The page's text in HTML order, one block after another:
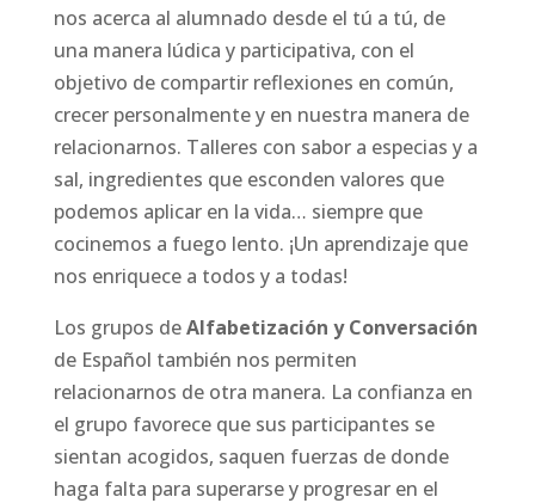
nos acerca al alumnado desde el tú a tú, de
una manera lúdica y participativa, con el
objetivo de compartir reflexiones en común,
crecer personalmente y en nuestra manera de
relacionarnos. Talleres con sabor a especias y a
sal, ingredientes que esconden valores que
podemos aplicar en la vida… siempre que
cocinemos a fuego lento. ¡Un aprendizaje que
nos enriquece a todos y a todas!
Los grupos deAlfabetización y Conversación
de Español también nos permiten
relacionarnos de otra manera. La confianza en
el grupo favorece que sus participantes se
sientan acogidos, saquen fuerzas de donde
haga falta para superarse y progresar en el